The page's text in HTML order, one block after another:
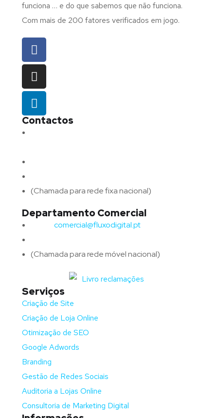
funciona … e do que sabemos que não funciona.
Com mais de 200 fatores verificados em jogo.
Contactos
(Chamada para rede fixa nacional)
Departamento Comercial
comercial@fluxodigital.pt
(Chamada para rede móvel nacional)
Serviços
Criação de Site
Criação de Loja Online
Otimização de SEO
Google Adwords
Branding
Gestão de Redes Sociais
Auditoria a Lojas Online
Consultoria de Marketing Digital